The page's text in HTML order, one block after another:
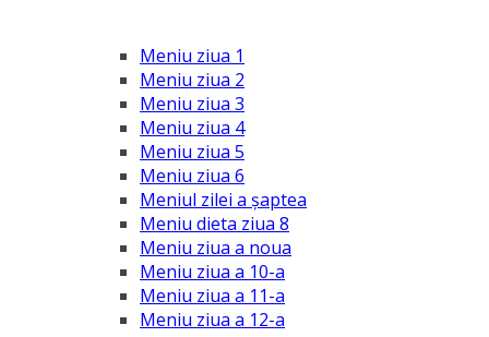
Meniu ziua 1
Meniu ziua 2
Meniu ziua 3
Meniu ziua 4
Meniu ziua 5
Meniu ziua 6
Meniul zilei a șaptea
Meniu dieta ziua 8
Meniu ziua a noua
Meniu ziua a 10-a
Meniu ziua a 11-a
Meniu ziua a 12-a